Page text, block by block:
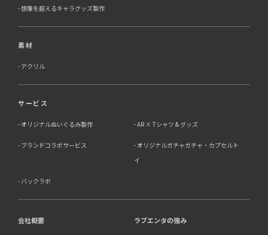
想像を超えるキャラグッズ製作
素材
アクリル
サービス
オリジナルぬいぐるみ製作 AR × Tシャツ & グッズ
ブランドコラボサービス
オリジナルガチャガチャ・カプセルト
イ
バックラボ
会社概要 ラブエンタの強み